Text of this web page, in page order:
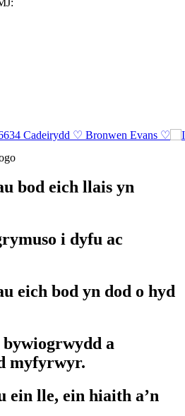
Cadeirydd ♡ Bronwen Evans ♡
bod eich llais yn
i dyfu ac
eich bod yn dod o hyd
a
myfyrwyr.
ein lle, ein hiaith a’n